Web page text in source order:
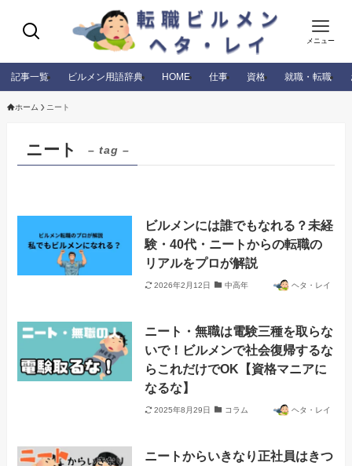
メニュー
記事一覧 ビルメン用語辞典 HOME 仕事 資格 就職・転職
ホーム ニート
ニート – tag –
ビルメンには誰でもなれる？未経
験・40代・ニートからの転職の
リアルをプロが解説
2026年2月12日 中高年 ヘタ・レイ
ニート・無職は電験三種を取らな
いで！ビルメンで社会復帰するな
らこれだけでOK【資格マニアに
なるな】
2025年8月29日 コラム ヘタ・レイ
ニートからいきなり正社員はきつ